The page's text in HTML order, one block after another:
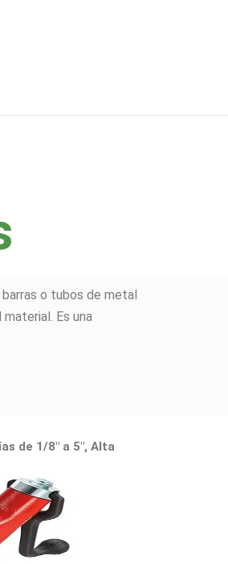
o tubos de metal
Es una
de 1/8" a 5", Alta